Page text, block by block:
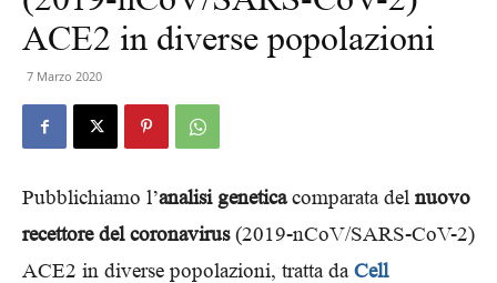
ACE2 in diverse popolazioni
7 Marzo 2020
Pubblichiamo l’analisi geneticacomparata del nuovo
recettore del coronavirus(2019-nCoV/SARS-CoV-2)
ACE2 in diverse popolazioni, tratta daCell